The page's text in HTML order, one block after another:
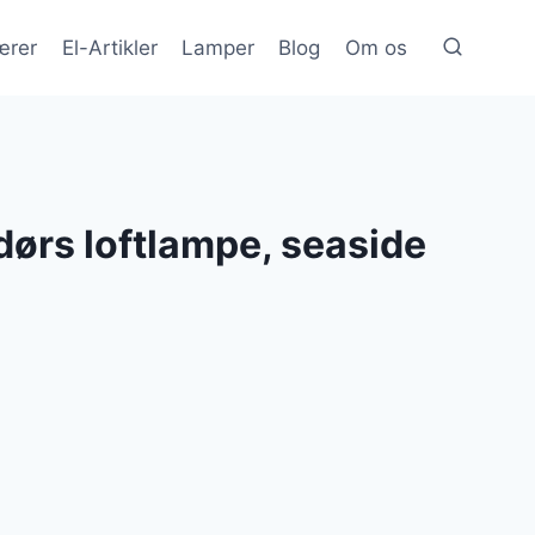
El-Artikler Lamper Blog Om os
loftlampe, seaside